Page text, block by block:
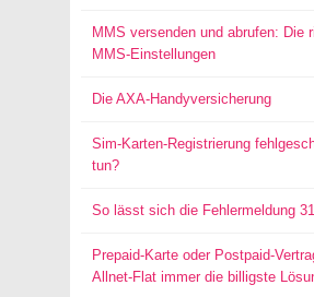
MMS versenden und abrufen: Die
MMS-Einstellungen
Die AXA-Handyversicherung
Sim-Karten-Registrierung
tun?
So lässt sich die Fehlermeldung
Prepaid-Karte oder Postpaid-
Allnet-Flat immer die billigste